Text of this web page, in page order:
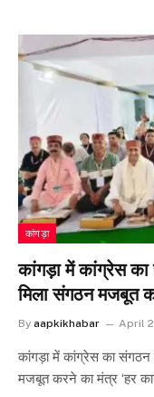
कांगड़ा
कांगड़ा में कांग्रेस का
मिला संगठन मजबूत
By aapkikhabar April
कांगड़ा में कांग्रेस का संगठन
मजबूत करने का मंत्र ‘हर